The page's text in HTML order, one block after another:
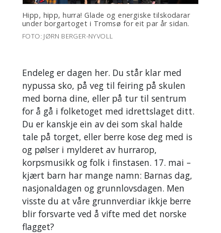
Hipp, hipp, hurra! Glade og energiske tilskodarar
under borgartoget i Tromsø for eit par år sidan.
FOTO: JØRN BERGER-NYVOLL
Endeleg er dagen her. Du står klar med
nypussa sko, på veg til feiring på skulen
med borna dine, eller på tur til sentrum
for å gå i folketoget med idrettslaget ditt.
Du er kanskje ein av dei som skal halde
tale på torget, eller berre kose deg med is
og pølser i mylderet av hurrarop,
korpsmusikk og folk i finstasen. 17. mai –
kjært barn har mange namn: Barnas dag,
nasjonaldagen og grunnlovsdagen. Men
visste du at våre grunnverdiar ikkje berre
blir forsvarte ved å vifte med det norske
flagget?